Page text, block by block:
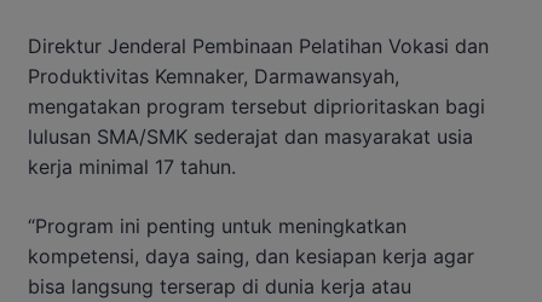
Direktur Jenderal Pembinaan Pelatihan Vokasi dan
Produktivitas Kemnaker, Darmawansyah,
mengatakan program tersebut diprioritaskan bagi
lulusan SMA/SMK sederajat dan masyarakat usia
kerja minimal 17 tahun.
“Program ini penting untuk meningkatkan
kompetensi, daya saing, dan kesiapan kerja agar
bisa langsung terserap di dunia kerja atau